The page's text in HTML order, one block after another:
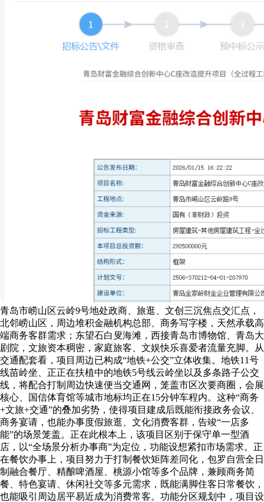
青岛市崂山区云岭9号地处政商、旅逛、文创三沉焦点交汇点，
北邻崂山区，周边堆积金融机构总部、商务写字楼，天然承载高
端商务客群需求；东望石白叟海滩，西接青岛市博物馆、青岛大
剧院，文旅资本稠密，家庭旅客、文娱快乐喜爱者流量充脚。从
交通配套看，项目周边已构成“地铁+公交”立体收集。地铁11号
线苗岭坐、正正在扶植中的地铁5号线云岭坐以及多条路子公交
线，将配合打制周边快速便当交通网，笼盖市区次要商圈，会展
核心、国信体育馆等城市地标均正在15分钟车程内。这种“商务
+文旅+交通”的叠加劣势，使得项目建成后既能衔接政务会议、
商务宴请，也能办事度假旅逛、文化消费客群，告竣“一店多
能”的场景笼盖。正在此根本上，该项目区别于保守单一型酒
店，以“全场景分析办事商”为定位，功能设想紧扣市场需求。正
在餐饮办事上，项目努力于打制餐饮矩阵差同化，包罗自营全日
制融合餐厅、精酿啤酒屋、桃源小馆等多个品牌，兼顾商务简
餐、特色宴请、休闲社交等多元需求，既能满脚住客日常餐饮，
也能吸引周边居平易近成为消费常客。功能分区规划中，项目设